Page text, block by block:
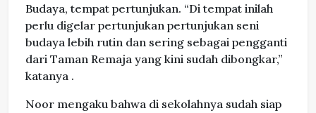
Budaya, tempat pertunjukan. “Di tempat inilah
perlu digelar pertunjukan pertunjukan seni
budaya lebih rutin dan sering sebagai pengganti
dari Taman Remaja yang kini sudah dibongkar,”
katanya .
Noor mengaku bahwa di sekolahnya sudah siap